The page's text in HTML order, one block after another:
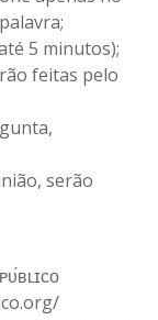
5 minutos);
feitas pelo
serão